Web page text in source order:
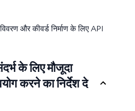
और कीवर्ड निर्माण के लिए API
के लिए मौजूदा
करने का निर्देश दे